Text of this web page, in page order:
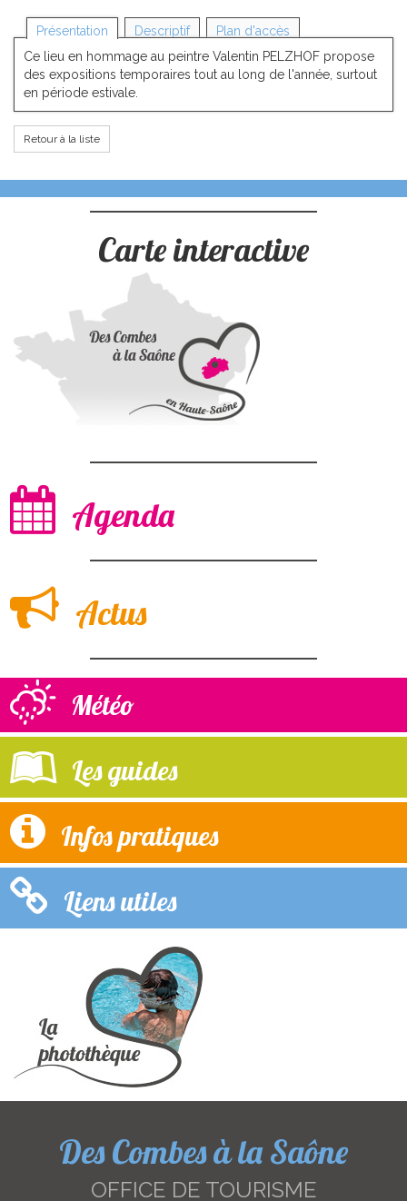
Présentation Descriptif
Plan d'accès
Ce lieu en hommage au peintre Valentin PELZHOF propose
des expositions temporaires tout au long de l'année, surtout
en période estivale.
Retour à la liste
Carte interactive
Agenda
Actus
Météo
Les guides
Infos pratiques
Liens utiles
Des Combes à la Saône
OFFICE DE TOURISME